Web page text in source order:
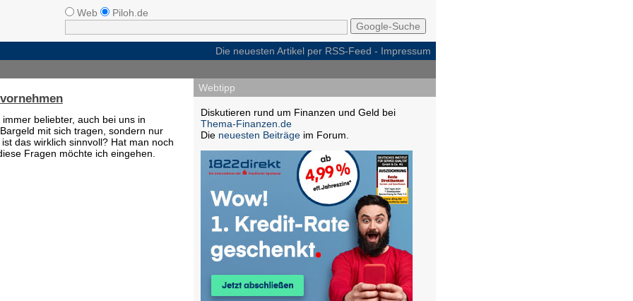
Web Piloh.de
Die neuesten Artikel per RSS-Feed - Impressum
beliebter, auch bei uns in
mit sich tragen, sondern nur
das wirklich sinnvoll? Hat man noch
Fragen möchte ich eingehen.
Webtipp
Diskutieren rund um Finanzen und Geld bei
Thema-Finanzen.de
Die neuesten Beiträgeim Forum.